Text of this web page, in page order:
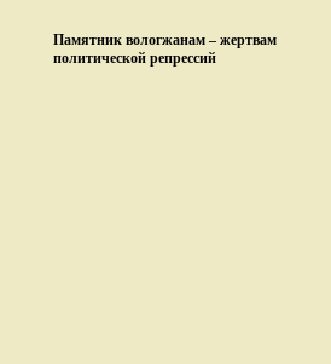
Памятник вологжанам – жертвам
политической репрессий